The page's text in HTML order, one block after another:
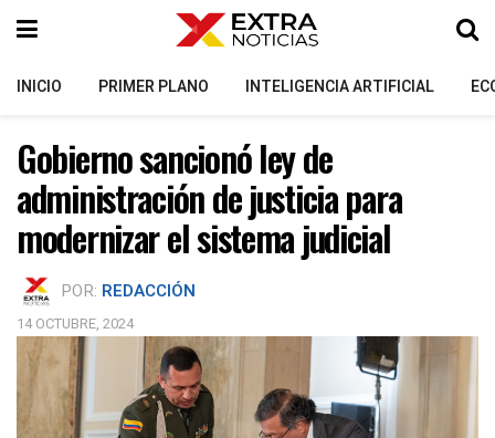
INICIO PRIMER PLANO INTELIGENCIA ARTIFICIAL
Gobierno sancionó ley de
administración de justicia para
modernizar el sistema judicial
POR: REDACCIÓN
14 OCTUBRE, 2024